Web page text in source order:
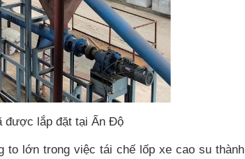
được lắp đặt tại Ấn Độ
to lớn trong việc tái chế lốp xe cao su thành